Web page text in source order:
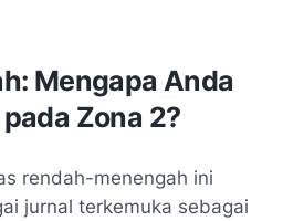
Mengapa Anda
Zona 2?
rendah-menengah ini
jurnal terkemuka sebagai